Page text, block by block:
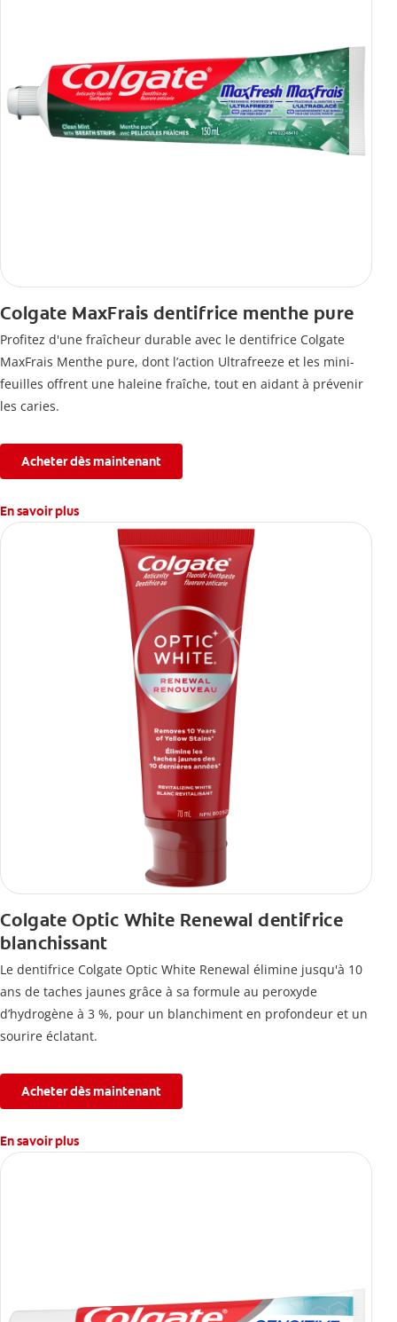
Colgate MaxFrais dentifrice menthe pure
Profitez d'une fraîcheur durable avec le dentifrice Colgate
MaxFrais Menthe pure, dont l’action Ultrafreeze et les mini-
feuilles offrent une haleine fraîche, tout en aidant à prévenir
les caries.
Acheter dès maintenant
En savoir plus
Colgate Optic White Renewal dentifrice
blanchissant
Le dentifrice Colgate Optic White Renewal élimine jusqu'à 10
ans de taches jaunes grâce à sa formule au peroxyde
d’hydrogène à 3 %, pour un blanchiment en profondeur et un
sourire éclatant.
Acheter dès maintenant
En savoir plus